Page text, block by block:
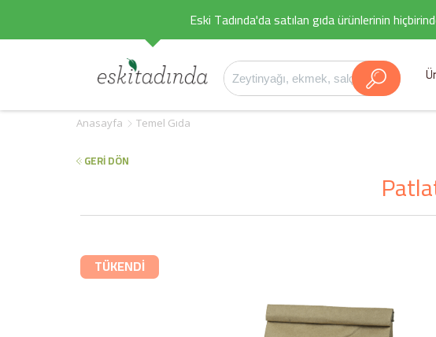
Eski Tadında'da satılan gıda ürünlerinin
Anasayfa Temel Gıda
GERİ DÖN
TÜKENDİ